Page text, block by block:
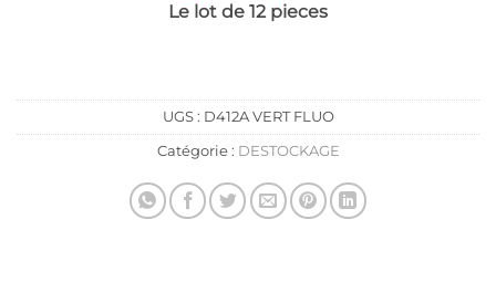
Le lot de 12 pieces
UGS : D412A VERT FLUO
Catégorie : DESTOCKAGE